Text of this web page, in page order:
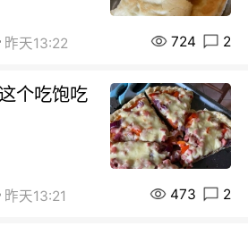
昨天13:22 724 2
个吃饱吃
昨天13:21 473 2